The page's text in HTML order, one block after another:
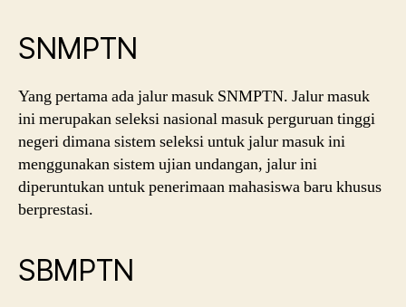
SNMPTN
Yang pertama ada jalur masuk SNMPTN. Jalur masuk
ini merupakan seleksi nasional masuk perguruan tinggi
negeri dimana sistem seleksi untuk jalur masuk ini
menggunakan sistem ujian undangan, jalur ini
diperuntukan untuk penerimaan mahasiswa baru khusus
berprestasi.
SBMPTN